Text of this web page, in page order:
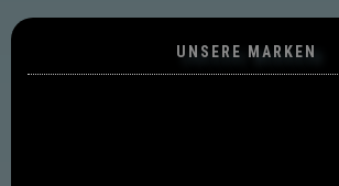
UNSERE MARKEN